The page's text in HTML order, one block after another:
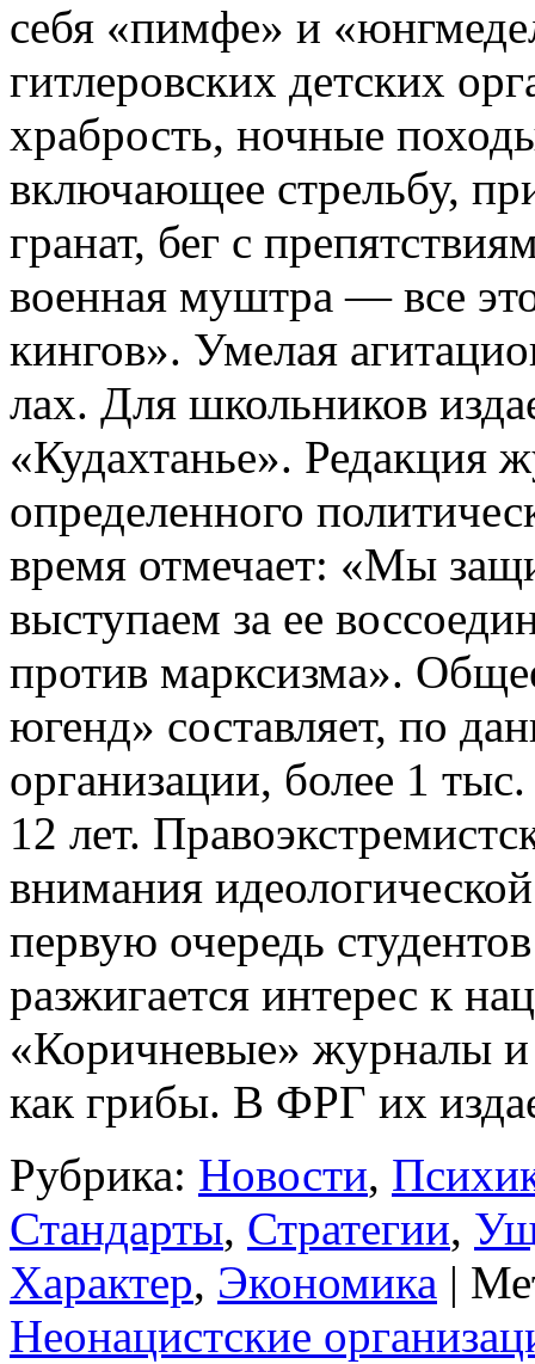
себя «пимфе» и
гитлеровских детских
храбрость, ночные
включающее стрельбу,
гранат, бег с
военная муштра — все
кингов». Умелая
лах. Для школьников
«Кудахтанье». Редакция
определенного
время отмечает: «Мы
выступаем за ее
против марксизма».
югенд» составляет, по
организации, более 1
12 лет.
внимания
первую очередь
разжигается интерес к
«Коричневые» журналы и
как грибы. В ФРГ их
Рубрика: Новости,
Стандарты, Стратегии,
Характер, Экономика |
Неонацистские